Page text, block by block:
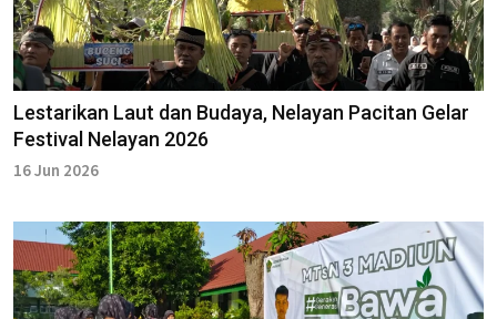
Lestarikan Laut dan Budaya, Nelayan Pacitan Gelar
Festival Nelayan 2026
16 Jun 2026